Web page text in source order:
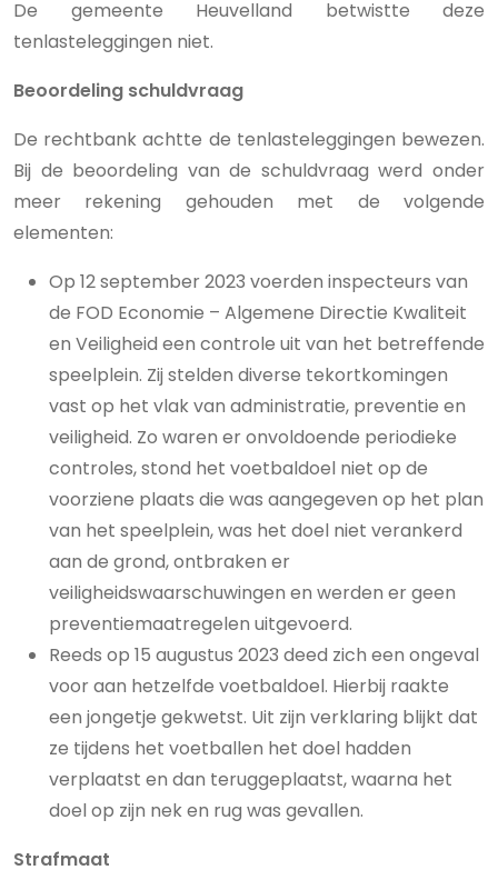
De gemeente Heuvelland betwistte deze
tenlasteleggingen niet.
Beoordeling schuldvraag
De rechtbank achtte de tenlasteleggingen bewezen.
Bij de beoordeling van de schuldvraag werd onder
meer rekening gehouden met de volgende
elementen:
Op 12 september 2023 voerden inspecteurs van
de FOD Economie – Algemene Directie Kwaliteit
en Veiligheid een controle uit van het betreffende
speelplein. Zij stelden diverse tekortkomingen
vast op het vlak van administratie, preventie en
veiligheid. Zo waren er onvoldoende periodieke
controles, stond het voetbaldoel niet op de
voorziene plaats die was aangegeven op het plan
van het speelplein, was het doel niet verankerd
aan de grond, ontbraken er
veiligheidswaarschuwingen en werden er geen
preventiemaatregelen uitgevoerd.
Reeds op 15 augustus 2023 deed zich een ongeval
voor aan hetzelfde voetbaldoel. Hierbij raakte
een jongetje gekwetst. Uit zijn verklaring blijkt dat
ze tijdens het voetballen het doel hadden
verplaatst en dan teruggeplaatst, waarna het
doel op zijn nek en rug was gevallen.
Strafmaat